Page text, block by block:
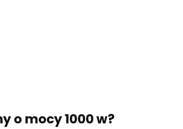
o mocy 1000 w?